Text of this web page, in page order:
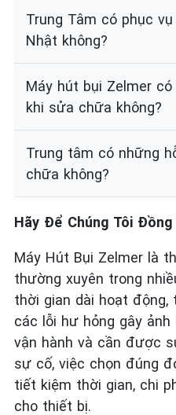
Trung Tâm có phục
Nhật không?
Máy hút bụi Zelmer
khi sửa chữa không?
Trung tâm có những
chữa không?
Hãy Để Chúng Tôi Đồng
Máy Hút Bụi Zelmer là
thường xuyên trong
thời gian dài hoạt
các lỗi hư hỏng gây
vận hành và cần được
sự cố, việc chọn đúng
tiết kiệm thời gian, chi
cho thiết bị.